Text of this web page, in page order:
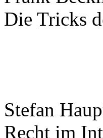
Die Tricks
Stefan
Recht im